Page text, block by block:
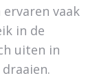
vaak
in de
uiten in